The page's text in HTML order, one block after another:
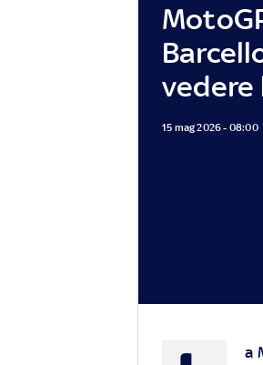
vedere
15 mag 2026 - 08:00
a